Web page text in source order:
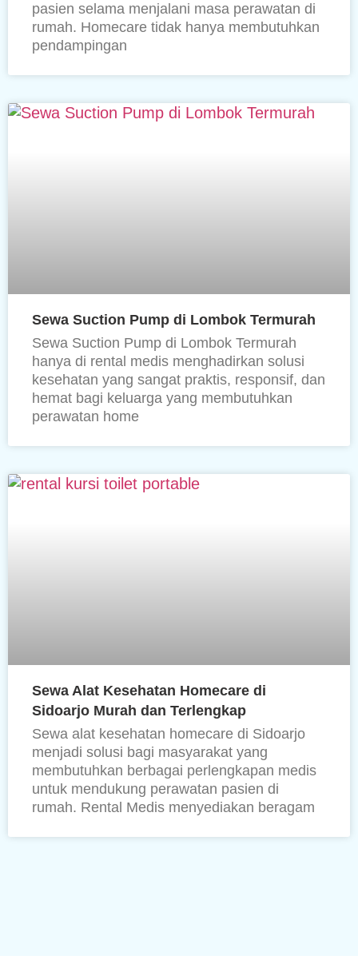
pasien selama menjalani masa perawatan di
rumah. Homecare tidak hanya membutuhkan
pendampingan
Sewa Suction Pump di Lombok Termurah
Sewa Suction Pump di Lombok Termurah
hanya di rental medis menghadirkan solusi
kesehatan yang sangat praktis, responsif, dan
hemat bagi keluarga yang membutuhkan
perawatan home
Sewa Alat Kesehatan Homecare di
Sidoarjo Murah dan Terlengkap
Sewa alat kesehatan homecare di Sidoarjo
menjadi solusi bagi masyarakat yang
membutuhkan berbagai perlengkapan medis
untuk mendukung perawatan pasien di
rumah. Rental Medis menyediakan beragam